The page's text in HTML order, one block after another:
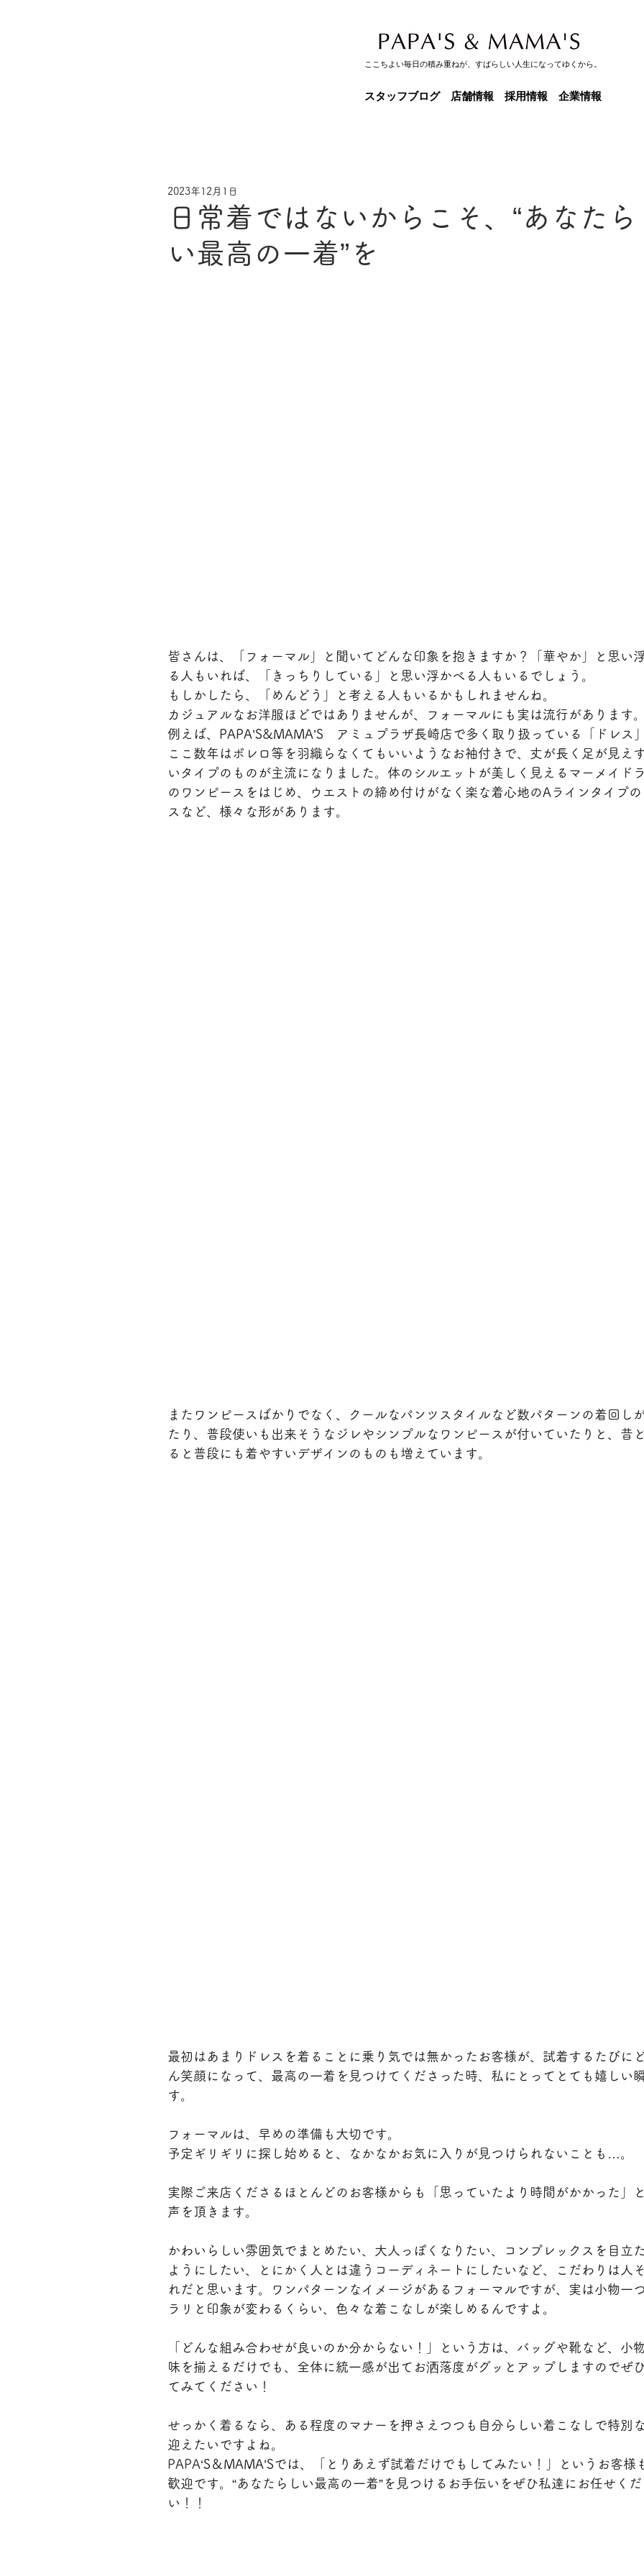
ここちよい毎日の積み重ねが、すばらしい人生になってゆくから。
スタッフブログ 店舗情報 採用情報 企業情報
日常着ではないからこそ、“あなたら
い最高の一着”を
2023年12月1日
皆さんは、「フォーマル」と聞いてどんな印象を抱きますか？「華やか」と思い
る人もいれば、「きっちりしている」と思い浮かべる人もいるでしょう。
もしかしたら、「めんどう」と考える人もいるかもしれませんね。
カジュアルなお洋服ほどではありませんが、フォーマルにも実は流行があります。
例えば、PAPA’S&MAMA’S　アミュプラザ長崎店で多く取り扱っている「ドレス」
ここ数年はボレロ等を羽織らなくてもいいようなお袖付きで、丈が長く足が見え
いタイプのものが主流になりました。体のシルエットが美しく見えるマーメイド
のワンピースをはじめ、ウエストの締め付けがなく楽な着心地のAラインタイプの
スなど、様々な形があります。
またワンピースばかりでなく、クールなパンツスタイルなど数パターンの着回し
たり、普段使いも出来そうなジレやシンプルなワンピースが付いていたりと、昔
ると普段にも着やすいデザインのものも増えています。
最初はあまりドレスを着ることに乗り気では無かったお客様が、試着するたびに
ん笑顔になって、最高の一着を見つけてくださった時、私にとってとても嬉しい
す。
フォーマルは、早めの準備も大切です。
予定ギリギリに探し始めると、なかなかお気に入りが見つけられないことも…。
実際ご来店くださるほとんどのお客様からも「思っていたより時間がかかった」
声を頂きます。
かわいらしい雰囲気でまとめたい、大人っぽくなりたい、コンプレックスを目立
ようにしたい、
とにかく人とは違うコーディネートにしたいなど、こだわりは人
れだと思います。ワンパターンなイメージがあるフォーマルですが、実は小物一
ラリと印象が変わるくらい、色々な着こなしが楽しめるんですよ。
「どんな組み合わせが良いのか分からない！」という方は、バッグや靴など、小
味を揃えるだけでも、全体に統一感が出てお洒落度がグッとアップしますのでぜ
てみてください！
せっかく着るなら、ある程度のマナーを押さえつつも自分らしい着こなしで特別
迎えたいですよね。
PAPA‘S＆MAMA’Sでは、「とりあえず試着だけでもしてみたい！」というお客様
歓迎です。“あなたらしい最高の一着”を見つけるお手伝いをぜひ私達にお任せくだ
い！！